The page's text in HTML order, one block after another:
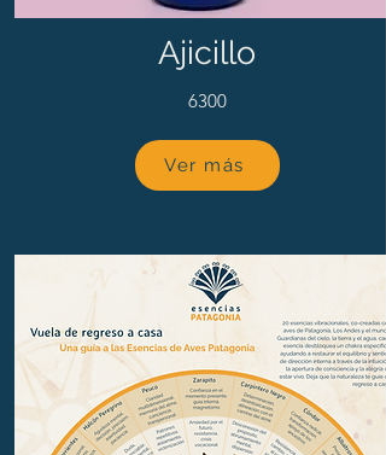
Ajicillo
6300
Ver más